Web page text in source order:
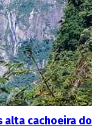
alta cachoeira